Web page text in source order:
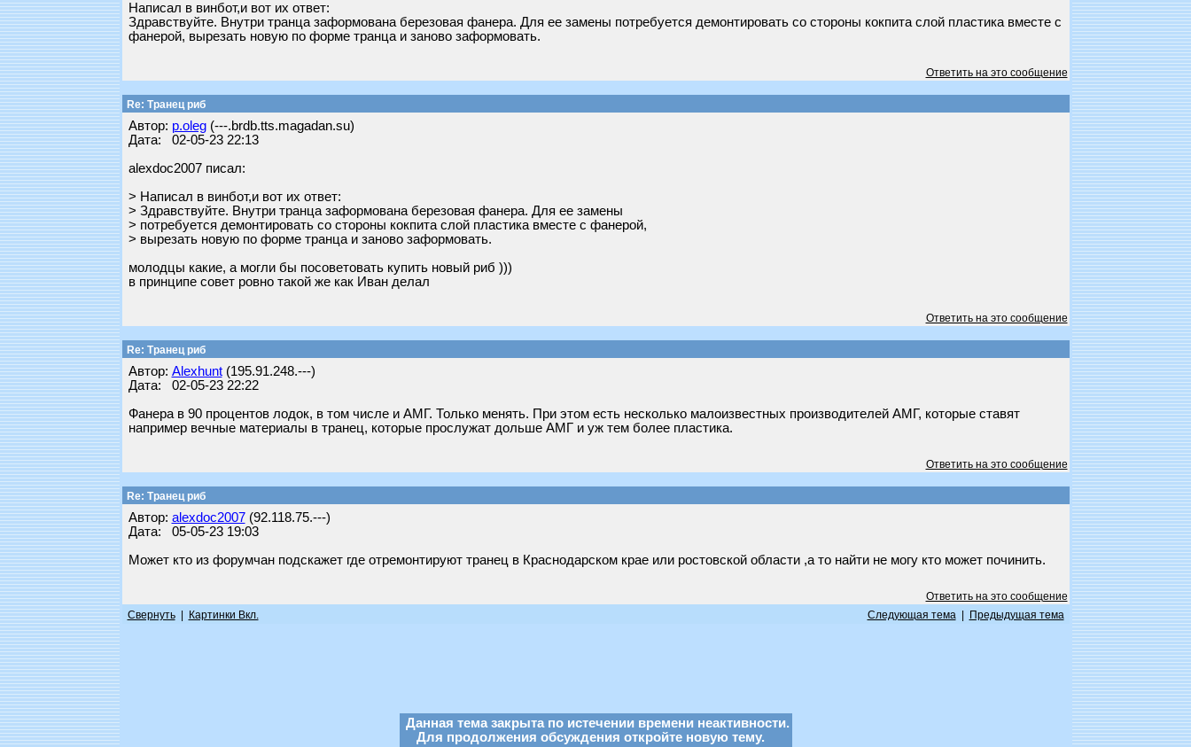
Написал в винбот,и вот их ответ:
Здравствуйте. Внутри транца заформована березовая фанера. Для ее замены потребуется демонтировать со стороны кокпита слой пластика вместе с
фанерой, вырезать новую по форме транца и заново заформовать.
Ответить на это сообщение
Re: Транец риб
Автор: p.oleg(---.brdb.tts.magadan.su)
Дата: 02-05-23 22:13
alexdoc2007 писал:
> Написал в винбот,и вот их ответ:
> Здравствуйте. Внутри транца заформована березовая фанера. Для ее замены
> потребуется демонтировать со стороны кокпита слой пластика вместе с фанерой,
> вырезать новую по форме транца и заново заформовать.
молодцы какие, а могли бы посоветовать купить новый риб )))
в принципе совет ровно такой же как Иван делал
Ответить на это сообщение
Re: Транец риб
Автор: Alexhunt(195.91.248.---)
Дата: 02-05-23 22:22
Фанера в 90 процентов лодок, в том числе и АМГ. Только менять. При этом есть несколько малоизвестных производителей АМГ, которые ставят
например вечные материалы в транец, которые прослужат дольше АМГ и уж тем более пластика.
Ответить на это сообщение
Re: Транец риб
Автор: alexdoc2007(92.118.75.---)
Дата: 05-05-23 19:03
Может кто из форумчан подскажет где отремонтируют транец в Краснодарском крае или ростовской области ,а то найти не могу кто может починить.
Ответить на это сообщение
Свернуть| Картинки Вкл. Следующая тема| Предыдущая тема
Данная тема закрыта по истечении времени неактивности.
Для продолжения обсуждения откройте новую тему.